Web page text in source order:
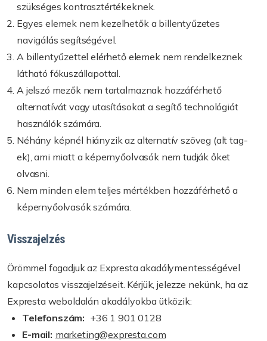
szükséges kontrasztértékeknek.
Egyes elemek nem kezelhetők a billentyűzetes
navigálás segítségével.
A billentyűzettel elérhető elemek nem rendelkeznek
látható fókuszállapottal.
A jelszó mezők nem tartalmaznak hozzáférhető
alternatívát vagy utasításokat a segítő technológiát
használók számára.
Néhány képnél hiányzik az alternatív szöveg (alt tag-
ek), ami miatt a képernyőolvasók nem tudják őket
olvasni.
Nem minden elem teljes mértékben hozzáférhető a
képernyőolvasók számára.
Visszajelzés
Örömmel fogadjuk az Expresta akadálymentességével
kapcsolatos visszajelzéseit. Kérjük, jelezze nekünk, ha az
Expresta weboldalán akadályokba ütközik:
Telefonszám: +36 1 901 0128
E-mail: marketing@expresta.com